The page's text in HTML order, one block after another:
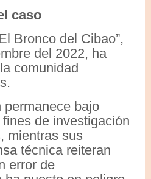
caso
Bronco del Cibao”,
del 2022, ha
comunidad
permanece bajo
de investigación
mientras sus
técnica reiteran
error de